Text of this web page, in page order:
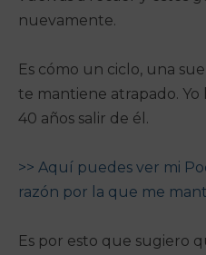
nuevamente.
Es cómo un ciclo, una
te mantiene atrapado.
40 años salir de él.
>> Aquí puedes ver mi
razón por la que me
Es por esto que sugiero